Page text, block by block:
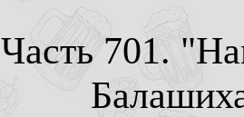
Часть 701.